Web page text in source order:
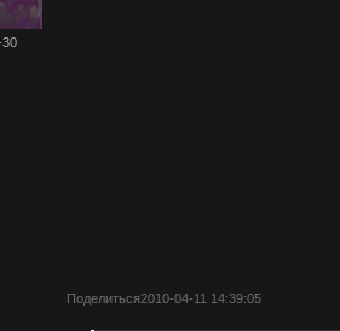
Поделиться2010-04-11 14:39:05